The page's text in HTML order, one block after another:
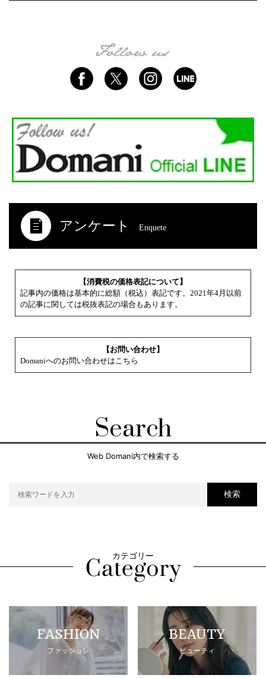
アンケート Enquete
【消費税の価格表記について】
記事内の価格は基本的に総額（税込）表記です。2021年4月以前
の記事に関しては税抜表記の場合もあります。
【お問い合わせ】
Domaniへのお問い合わせはこちら
Search
Web Domani内で検索する
検索
カテゴリー
FASHION
ファッション
BEAUTY
ビューティ